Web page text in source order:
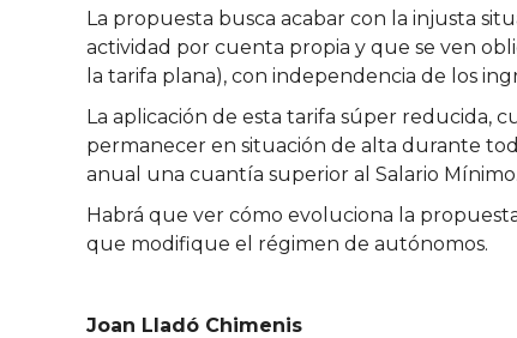
La propuesta busca acabar con la injusta
actividad por cuenta propia y que se ven
la tarifa plana), con independencia de los
La aplicación de esta tarifa súper reducida,
permanecer en situación de alta durante
anual una cuantía superior al Salario Mínimo.
Habrá que ver cómo evoluciona la
que modifique el régimen de autónomos.
Joan Lladó Chimenis